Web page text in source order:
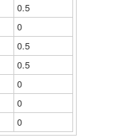
0.5
0
0.5
0.5
0
0
0